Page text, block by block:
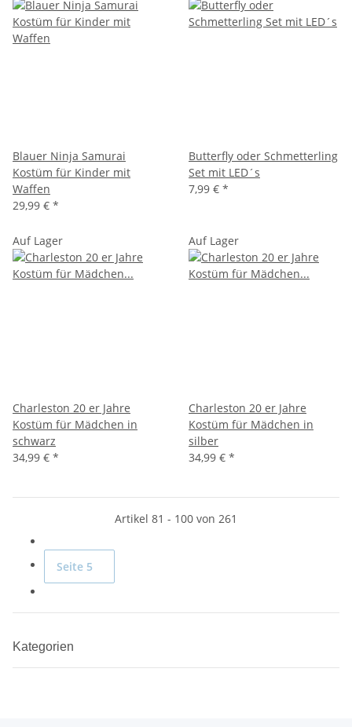
Blauer Ninja Samurai
Kostüm für Kinder mit
Waffen
29,99 € *
Butterfly oder Schmetterling
Set mit LED´s
7,99 € *
Auf Lager
Charleston 20 er Jahre
Kostüm für Mädchen in
schwarz
34,99 € *
Auf Lager
Charleston 20 er Jahre
Kostüm für Mädchen in
silber
34,99 € *
Artikel 81 - 100 von 261
Seite 5
Kategorien